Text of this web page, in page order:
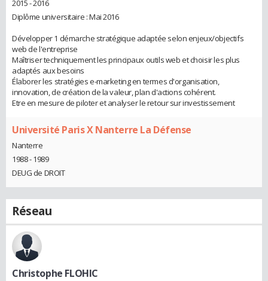
2015 - 2016
Diplôme universitaire : Mai 2016
Développer 1 démarche stratégique adaptée selon enjeux/objectifs
web de l'entreprise
Maîtriser techniquement les principaux outils web et choisir les plus
adaptés aux besoins
Élaborer les stratégies e-marketing en termes d'organisation,
innovation, de création de la valeur, plan d'actions cohérent.
Etre en mesure de piloter et analyser le retour sur investissement
Université Paris X Nanterre La Défense
Nanterre
1988 - 1989
DEUG de DROIT
Réseau
Christophe FLOHIC